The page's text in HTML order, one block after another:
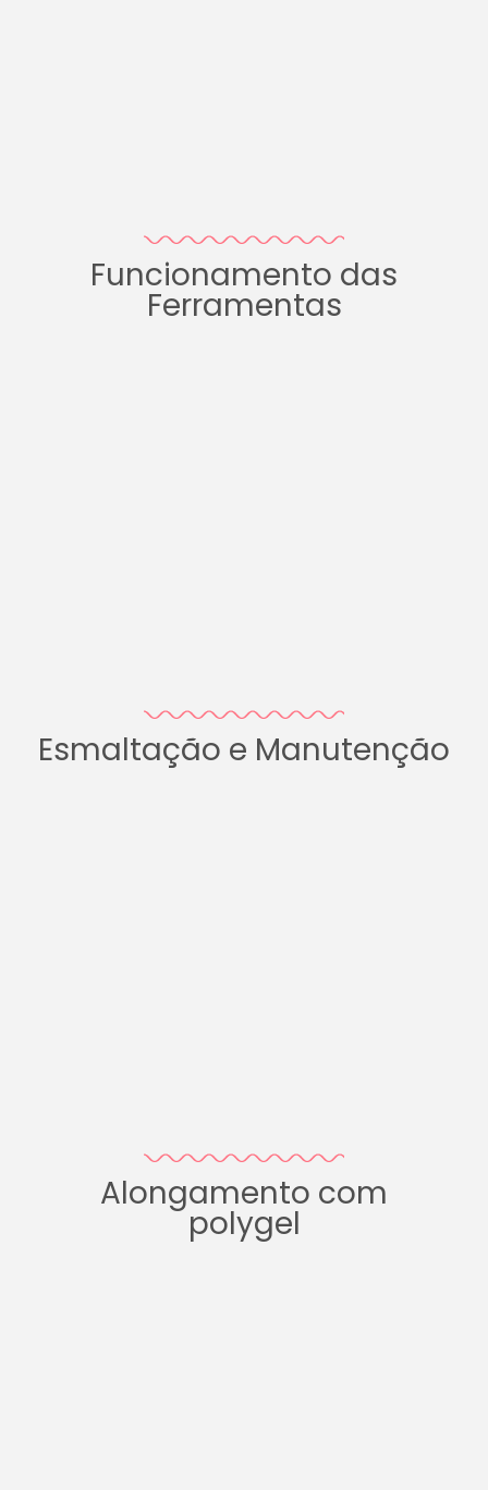
Funcionamento das
Ferramentas
Esmaltação e Manutenção
Alongamento com
polygel